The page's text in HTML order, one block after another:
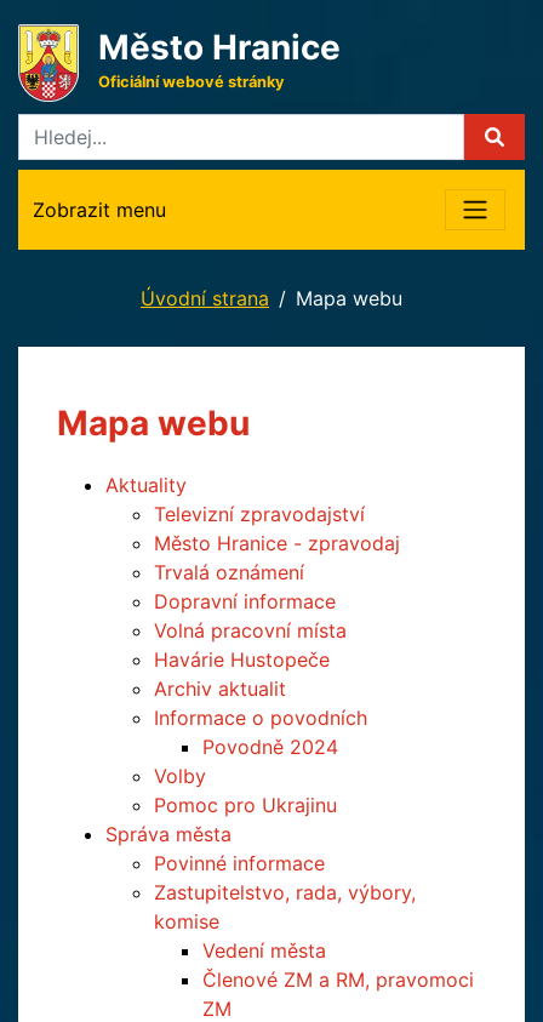
Město Hranice
Oficiální webové stránky
Zobrazit menu
Úvodní strana Mapa webu
Mapa webu
Aktuality
Televizní zpravodajství
Město Hranice - zpravodaj
Trvalá oznámení
Dopravní informace
Volná pracovní místa
Havárie Hustopeče
Archiv aktualit
Informace o povodních
Povodně 2024
Volby
Pomoc pro Ukrajinu
Správa města
Povinné informace
Zastupitelstvo, rada, výbory,
komise
Vedení města
Členové ZM a RM, pravomoci
ZM